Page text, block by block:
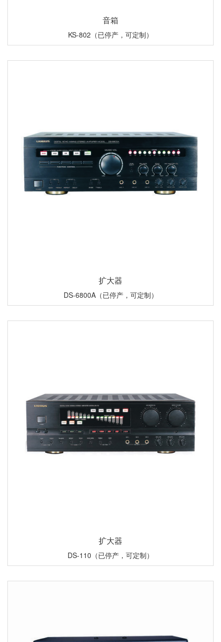
音箱
KS-802（已停产，可定制）
扩大器
DS-6800A（已停产，可定制）
扩大器
DS-110（已停产，可定制）